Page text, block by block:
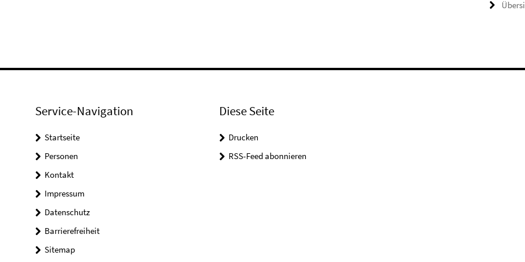
Service-Navigation
Startseite
Personen
Kontakt
Impressum
Datenschutz
Barrierefreiheit
Sitemap
Diese Seite
Drucken
RSS-Feed abonnieren